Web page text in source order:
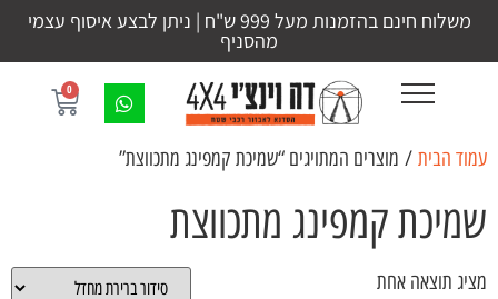
משלוח חינם בהזמנות מעל 999 ש"ח | ניתן לבצע איסוף עצמי
מהסניף
0
עמוד הבית / מוצרים המתויגים “שמיכת קמפינג מתכווצת”
שמיכת קמפינג מתכווצת
מציג תוצאה אחת